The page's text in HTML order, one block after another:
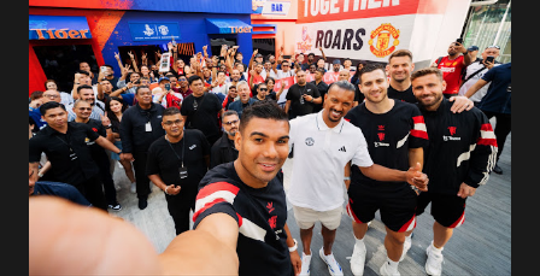
得足够议席以单独执政。 尽管 Warisan 上阵全部 73 席，但其频
频发出“选后合作”的讯息，显示该党本身也明白无法独力掌政。
根据当前趋势推估： 国阵（BN） GRS（本土派大本营）
Warisan（潜在黑马） 三方皆难以突破 25 席。 这意味着沙巴将
在选后迎来 必然的联合政府时代 。 在这种四...